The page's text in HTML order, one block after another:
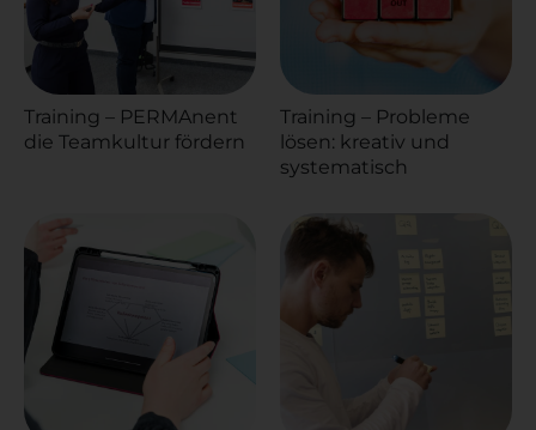
Training – PERMAnent
die Teamkultur fördern
Training – Probleme
lösen: kreativ und
systematisch